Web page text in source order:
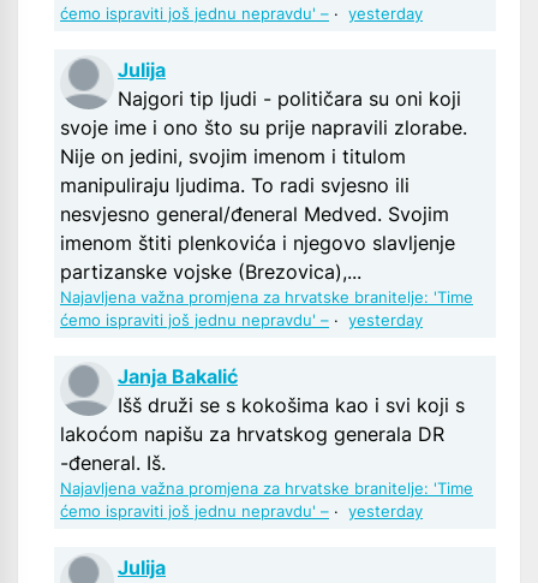
ćemo ispraviti još jednu nepravdu' – · yesterday
Julija
Najgori tip ljudi - političara su oni koji
svoje ime i ono što su prije napravili zlorabe.
Nije on jedini, svojim imenom i titulom
manipuliraju ljudima. To radi svjesno ili
nesvjesno general/đeneral Medved. Svojim
imenom štiti plenkovića i njegovo slavljenje
partizanske vojske (Brezovica),...
Najavljena važna promjena za hrvatske branitelje: 'Time
ćemo ispraviti još jednu nepravdu' – · yesterday
Janja Bakalić
Išš druži se s kokošima kao i svi koji s
lakoćom napišu za hrvatskog generala DR
-đeneral. Iš.
Najavljena važna promjena za hrvatske branitelje: 'Time
ćemo ispraviti još jednu nepravdu' – · yesterday
Julija